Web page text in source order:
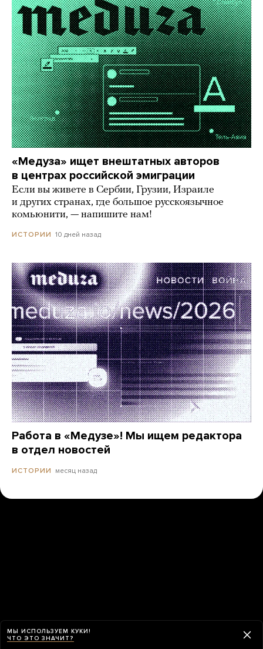
«Медуза» ищет внештатных авторов
в центрах российской эмиграции
Если вы живете в Сербии, Грузии, Израиле
и других странах, где большое русскоязычное
комьюнити, — напишите нам!
ИСТОРИИ 10 дней назад
Работа в «Медузе»! Мы ищем редактора
в отдел новостей
ИСТОРИИ месяц назад
МЫ ИСПОЛЬЗУЕМ КУКИ!
ЧТО ЭТО ЗНАЧИТ?